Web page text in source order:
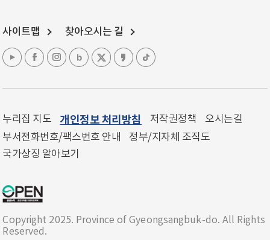
사이트맵 찾아오시는 길
누리집 지도 개인정보 처리방침 저작권정책
오시는길
부서전화번호/팩스번호 안내
정부/지자체 조직도
국가상징 알아보기
Copyright 2025. Province of Gyeongsangbuk-do. All Rights
Reserved.